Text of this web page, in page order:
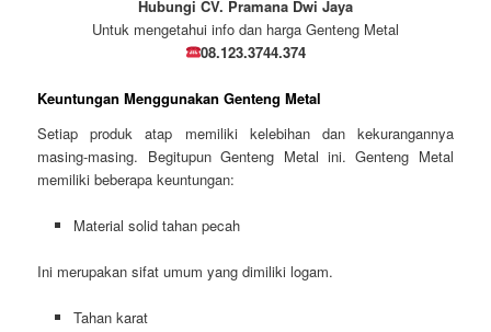
Hubungi CV. Pramana Dwi Jaya
Untuk mengetahui info dan harga Genteng Metal
08.123.3744.374
Keuntungan Menggunakan Genteng Metal
Setiap produk atap memiliki kelebihan dan kekurangannya
masing-masing. Begitupun Genteng Metal ini. Genteng Metal
memiliki beberapa keuntungan:
Material solid tahan pecah
Ini merupakan sifat umum yang dimiliki logam.
Tahan karat